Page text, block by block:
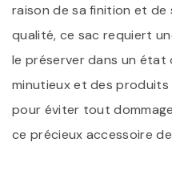
raison de sa finition et de
qualité, ce sac requiert
le préserver dans un état
minutieux et des
pour éviter tout
ce précieux accessoire